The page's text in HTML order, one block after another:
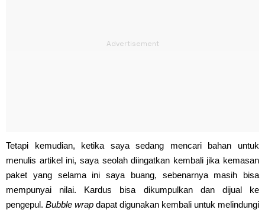
Tetapi kemudian, ketika saya sedang mencari bahan untuk
menulis artikel ini, saya seolah diingatkan kembali jika kemasan
paket yang selama ini saya buang, sebenarnya masih bisa
mempunyai nilai. Kardus bisa dikumpulkan dan dijual ke
pengepul. Bubble wrap dapat digunakan kembali untuk melindungi